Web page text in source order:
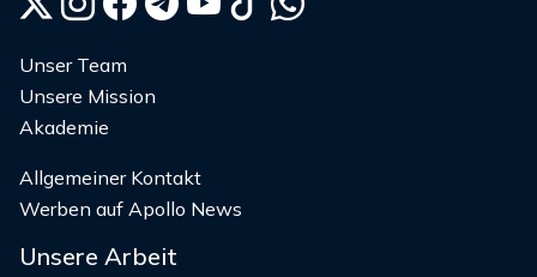
Unser Team
Unsere Mission
Akademie
Allgemeiner Kontakt
Werben auf Apollo News
Unsere Arbeit